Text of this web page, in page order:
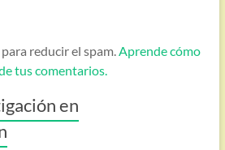
reducir el spam.Aprende cómo
tus comentarios.
en